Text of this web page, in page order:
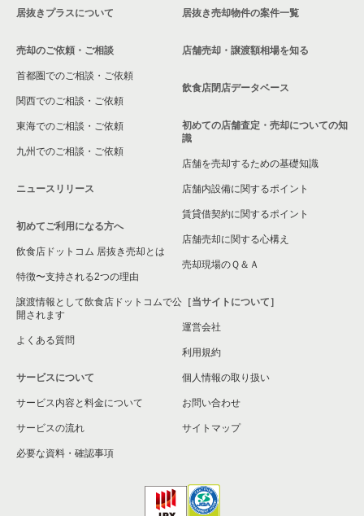
居抜きプラスについて
売却のご依頼・ご相談
首都圏でのご相談・ご依頼
関西でのご相談・ご依頼
東海でのご相談・ご依頼
九州でのご相談・ご依頼
ニュースリリース
初めてご利用になる方へ
飲食店ドットコム 居抜き売却とは
特徴〜支持される2つの理由
譲渡情報として飲食店ドットコムで公
開されます
よくある質問
サービスについて
サービス内容と料金について
サービスの流れ
必要な資料・確認事項
居抜き売却物件の案件一覧
店舗売却・譲渡額相場を知る
飲食店閉店データベース
初めての店舗査定・売却についての知
識
店舗を売却するための基礎知識
店舗内設備に関するポイント
賃貸借契約に関するポイント
店舗売却に関する心構え
売却現場のＱ＆Ａ
［当サイトについて］
運営会社
利用規約
個人情報の取り扱い
お問い合わせ
サイトマップ